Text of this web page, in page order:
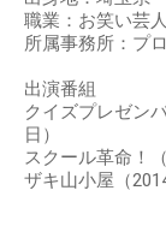
職業：お笑い芸人
所属事務所：プ
出演番組
クイズプレゼン
日）
スクール革命！
ザキ山小屋（